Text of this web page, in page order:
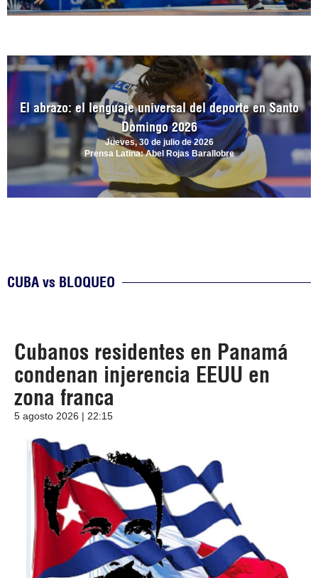
El abrazo: el lenguaje universal del deporte en Santo
Domingo 2026
Jueves, 30 de julio de 2026
Prensa Latina: Abel Rojas Barallobre
CUBA vs BLOQUEO
Cubanos residentes en Panamá
condenan injerencia EEUU en
zona franca
5 agosto 2026 | 22:15